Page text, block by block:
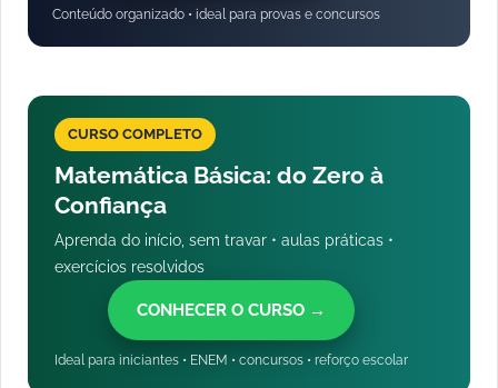
Conteúdo organizado • ideal para provas e concursos
CURSO COMPLETO
Matemática Básica: do Zero à
Confiança
Aprenda do início, sem travar • aulas práticas •
exercícios resolvidos
CONHECER O CURSO →
Ideal para iniciantes • ENEM • concursos • reforço escolar